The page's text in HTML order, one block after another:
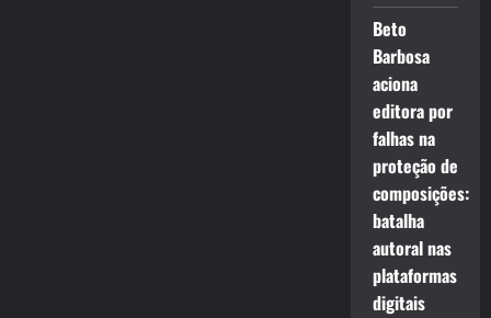
Beto
Barbosa
aciona
editora por
falhas na
proteção de
composições:
batalha
autoral nas
plataformas
digitais